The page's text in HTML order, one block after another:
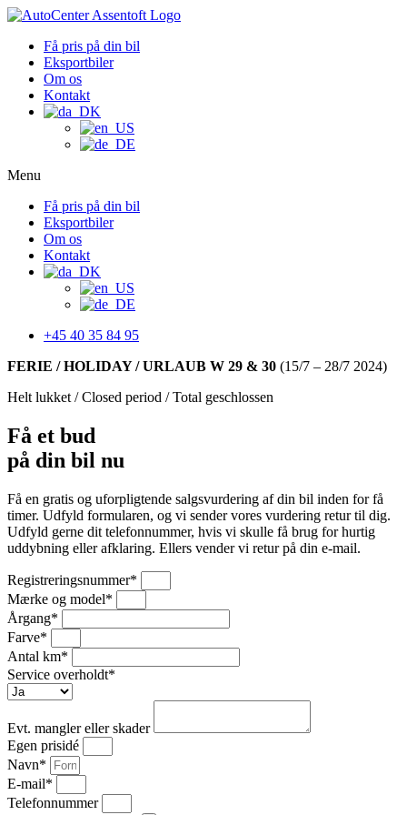
Få pris på din bil
Eksportbiler
Om os
Kontakt
Menu
Få pris på din bil
Eksportbiler
Om os
Kontakt
+45 40 35 84 95
FERIE / HOLIDAY / URLAUB W 29 & 30 (15/7 – 28/7 2024)
Helt lukket / Closed period / Total geschlossen
Få et bud
på din bil nu
Få en gratis og uforpligtende salgsvurdering af din bil inden for få
timer. Udfyld formularen, og vi sender vores vurdering retur til dig.
Udfyld gerne dit telefonnummer, hvis vi skulle få brug for hurtig
uddybning eller afklaring. Ellers vender vi retur på din e-mail.
Registreringsnummer*
Mærke og model*
Årgang*
Farve*
Antal km*
Service overholdt*
Evt. mangler eller skader
Egen prisidé
Navn*
E-mail*
Telefonnummer